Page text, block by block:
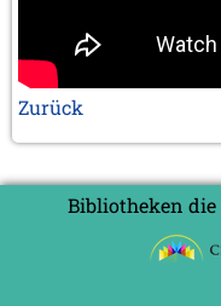
Zurück
Bibliotheken die